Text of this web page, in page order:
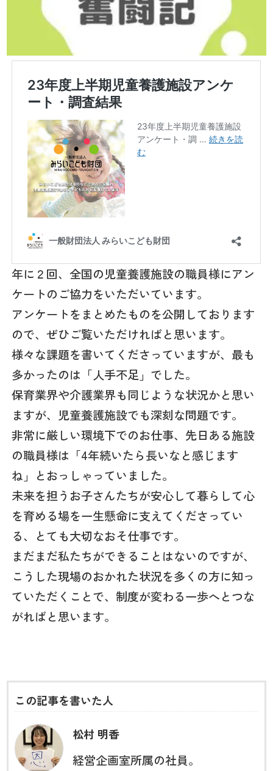
年に２回、全国の児童養護施設の職員様にアン
ケートのご協力をいただいています。
アンケートをまとめたものを公開しております
ので、ぜひご覧いただければと思います。
様々な課題を書いてくださっていますが、最も
多かったのは「人手不足」でした。
保育業界や介護業界も同じような状況かと思い
ますが、児童養護施設でも深刻な問題です。
非常に厳しい環境下でのお仕事、先日ある施設
の職員様は「4年続いたら長いなと感じます
ね」とおっしゃっていました。
未来を担うお子さんたちが安心して暮らして心
を育める場を一生懸命に支えてくださってい
る、とても大切なおそ仕事です。
まだまだ私たちができることはないのですが、
こうした現場のおかれた状況を多くの方に知っ
ていただくことで、制度が変わる一歩へとつな
がればと思います。
この記事を書いた人
松村 明香
経営企画室所属の社員。